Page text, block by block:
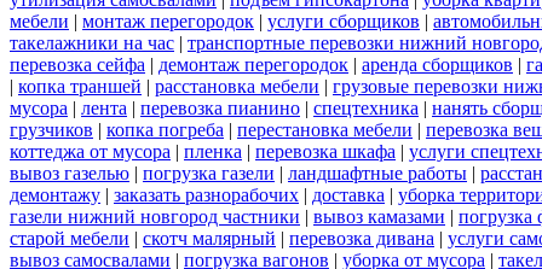
мебели | монтаж перегородок | услуги сборщиков |
такелажники на час | транспортные перевозки нижний
перевозка сейфа | демонтаж перегородок | аренда сборщиков |
| копка траншей | расстановка мебели | грузовые перевозки
мусора | лента | перевозка пианино | спецтехника | нанять
грузчиков | копка погреба | перестановка мебели | перевозка
коттеджа от мусора | пленка | перевозка шкафа | услуги
вывоз газелью | погрузка газели | ландшафтные работы |
демонтажу | заказать разнорабочих | доставка | уборка
газели нижний новгород частники | вывоз камазами | погрузка
старой мебели | скотч малярный | перевозка дивана | услуги
вывоз самосвалами | погрузка вагонов | уборка от мусора |